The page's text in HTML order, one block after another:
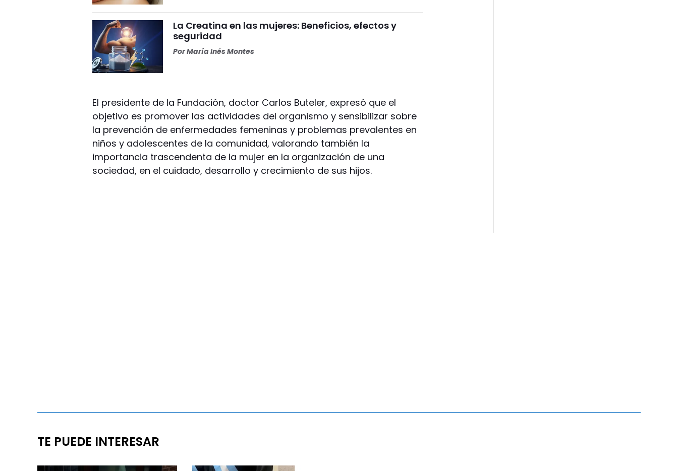
La Creatina en las mujeres: Beneficios, efectos y
seguridad
PorMaría Inés Montes
El presidente de la Fundación, doctor Carlos Buteler, expresó que el
objetivo es promover las actividades del organismo y sensibilizar sobre
la prevención de enfermedades femeninas y problemas prevalentes en
niños y adolescentes de la comunidad, valorando también la
importancia trascendenta de la mujer en la organización de una
sociedad, en el cuidado, desarrollo y crecimiento de sus hijos.
TE PUEDE INTERESAR